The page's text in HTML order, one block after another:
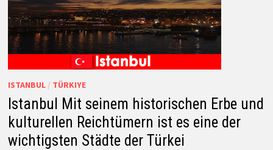
ISTANBUL/ TÜRKIYE
Istanbul Mit seinem historischen Erbe und
kulturellen Reichtümern ist es eine der
wichtigsten Städte der Türkei